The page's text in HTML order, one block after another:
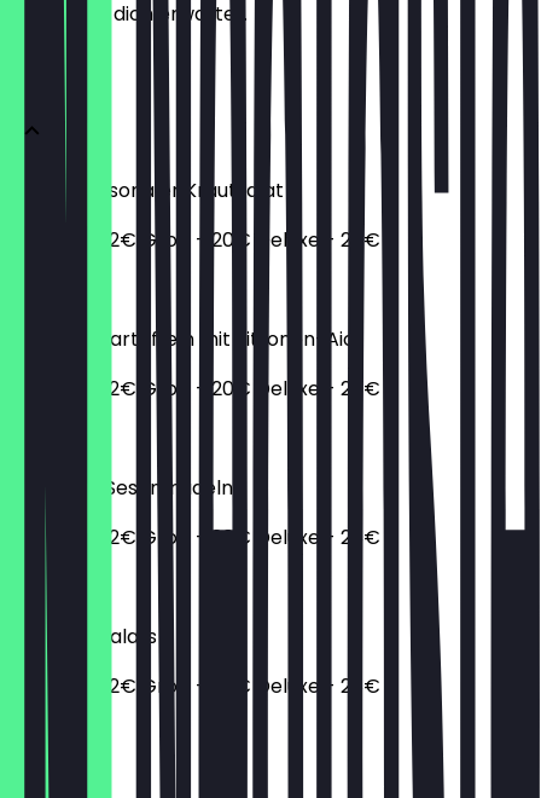
weißt, was dich erwartet.
Salats
Stella’s Saisonaler Krautsalat
Regular - 12€ Groß - 20€ Deluxe - 28€
Ofenbratkartoffeln mit Zitronen-Aioli
Regular - 12€ Groß - 20€ Deluxe - 28€
NYC Style Sesamnudeln
Regular - 12€ Groß - 20€ Deluxe - 28€
28,00 €
Wildcard Salats
Regular - 12€ Groß - 20€ Deluxe - 28€
28,00 €